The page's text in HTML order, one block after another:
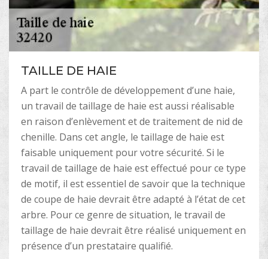
TAILLE DE HAIE
A part le contrôle de développement d’une haie,
un travail de taillage de haie est aussi réalisable
en raison d’enlèvement et de traitement de nid de
chenille. Dans cet angle, le taillage de haie est
faisable uniquement pour votre sécurité. Si le
travail de taillage de haie est effectué pour ce type
de motif, il est essentiel de savoir que la technique
de coupe de haie devrait être adapté à l’état de cet
arbre. Pour ce genre de situation, le travail de
taillage de haie devrait être réalisé uniquement en
présence d’un prestataire qualifié.